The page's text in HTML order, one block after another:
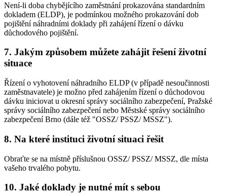
Není-li doba chybějícího zaměstnání prokazována standardním
dokladem (ELDP), je podmínkou možného prokazování dob
pojištění náhradními doklady při zahájení řízení o dávku
důchodového pojištění.
7. Jakým způsobem můžete zahájit řešení životní
situace
Řízení o vyhotovení náhradního ELDP (v případě nesoučinnosti
zaměstnavatele) je možno před zahájením řízení o důchodovou
dávku iniciovat u okresní správy sociálního zabezpečení, Pražské
správy sociálního zabezpečení nebo Městské správy sociálního
zabezpečení Brno (dále též "OSSZ/ PSSZ/ MSSZ").
8. Na které instituci životní situaci řešit
Obraťte se na místně příslušnou OSSZ/ PSSZ/ MSSZ, dle místa
vašeho trvalého pobytu.
10. Jaké doklady je nutné mít s sebou